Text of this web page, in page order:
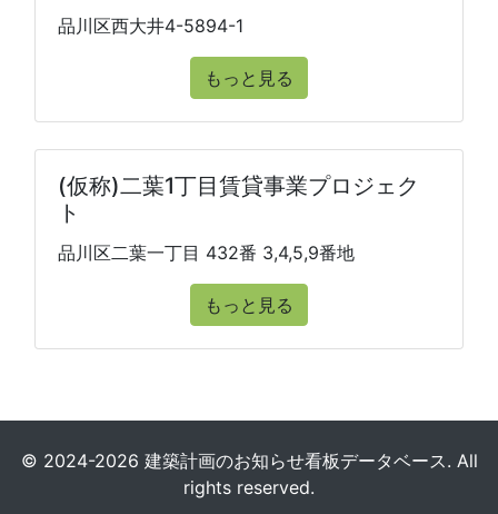
品川区西大井4-5894-1
もっと見る
(仮称)二葉1丁目賃貸事業プロジェク
ト
品川区二葉一丁目 432番 3,4,5,9番地
もっと見る
© 2024-2026 建築計画のお知らせ看板データベース. All
rights reserved.